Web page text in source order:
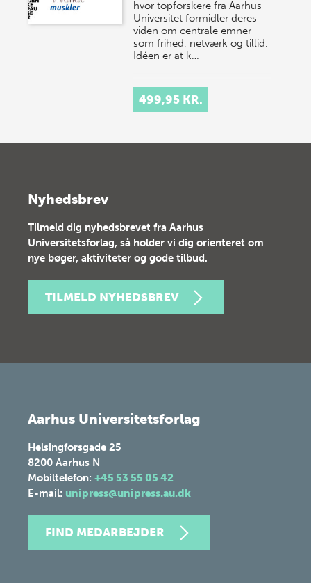
hvor topforskere fra Aarhus
Universitet formidler deres
viden om centrale emner
som frihed, netværk og tillid.
Idéen er at k…
499,95 KR.
Nyhedsbrev
Tilmeld dig nyhedsbrevet fra Aarhus
Universitetsforlag, så holder vi dig orienteret om
nye bøger, aktiviteter og gode tilbud.
TILMELD NYHEDSBREV
Aarhus Universitetsforlag
Helsingforsgade 25
8200 Aarhus N
Mobiltelefon: +45 53 55 05 42
E-mail: unipress@unipress.au.dk
FIND MEDARBEJDER